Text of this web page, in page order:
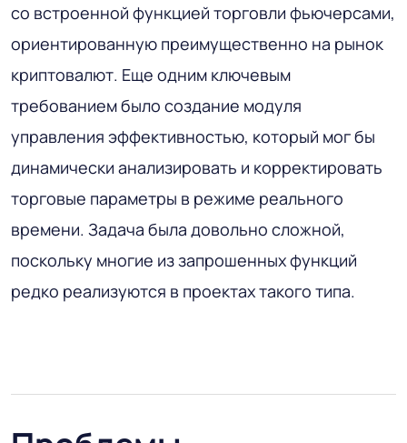
со встроенной функцией торговли фьючерсами,
ориентированную преимущественно на рынок
криптовалют. Еще одним ключевым
требованием было создание модуля
управления эффективностью, который мог бы
динамически анализировать и корректировать
торговые параметры в режиме реального
времени. Задача была довольно сложной,
поскольку многие из запрошенных функций
редко реализуются в проектах такого типа.